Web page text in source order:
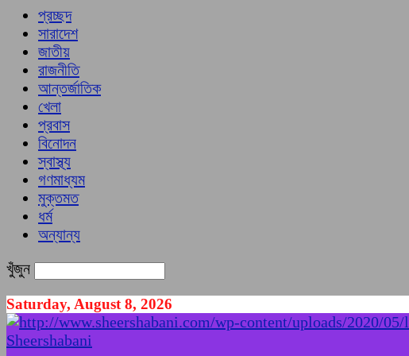
প্রচ্ছদ
সারাদেশ
জাতীয়
রাজনীতি
আন্তর্জাতিক
খেলা
প্রবাস
বিনোদন
স্বাস্থ্য
গণমাধ্যম
মুক্তমত
ধর্ম
অন্যান্য
খুঁজুন
Saturday, August 8, 2026
Sheershabani